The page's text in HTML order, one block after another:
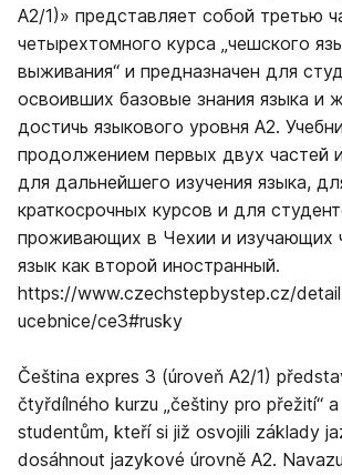
А2/1)» представляет собой третью
четырехтомного курса „чешского
выживания“ и предназначен для
освоивших базовые знания языка и
достичь языкового уровня А2.
продолжением первых двух частей
для дальнейшего изучения языка,
краткосрочных курсов и для
проживающих в Чехии и изучающих
язык как второй иностранный.
https://www.czechstepbystep.cz/
ucebnice/ce3#rusky
Čeština expres 3 (úroveň A2/1)
čtyřdílného kurzu „češtiny pro přežití“ a
studentům, kteří si již osvojili základy
dosáhnout jazykové úrovně A2.